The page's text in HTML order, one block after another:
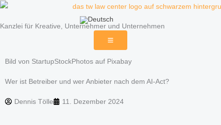
Zum
springen
Kanzlei für Kreative, Unternehmer und Unternehmen
Bild von StartupStockPhotos auf Pixabay
Wer ist Betreiber und wer Anbieter nach dem AI-Act?
Dennis Tölle 11. Dezember 2024